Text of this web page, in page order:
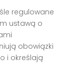
regulowane
ustawą o
obowiązki
i określają